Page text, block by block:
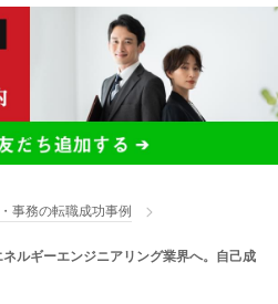
事務の転職成功事例
ルギーエンジニアリング業界へ。自己成